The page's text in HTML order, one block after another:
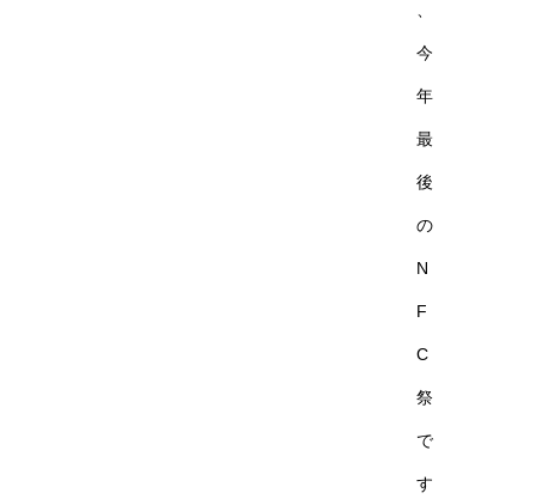
今
年
最
後
の
N
F
C
祭
で
す